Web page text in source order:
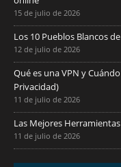
15 de julio de 2026
Los 10 Pueblos Blancos
12 de julio de 2026
Qué es una VPN y
Privacidad)
11 de julio de 2026
Las Mejores
11 de julio de 2026